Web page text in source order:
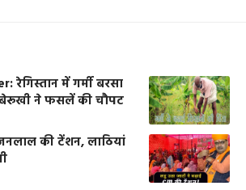
रेगिस्तान में गर्मी बरसा
बेरूखी ने फसलें की चौपट
की टेंशन, लाठियां